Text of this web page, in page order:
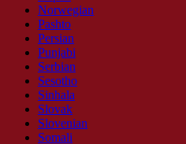
Norwegian
Pashto
Persian
Punjabi
Serbian
Sesotho
Sinhala
Slovak
Slovenian
Somali